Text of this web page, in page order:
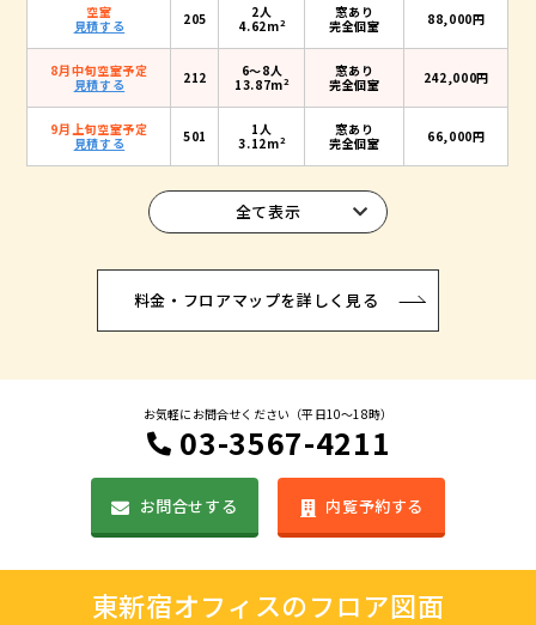
空室
見積する
205
2人
4.62m2
窓あり
完全個室
88,000円
8月中旬空室予定
見積する
212
6〜8人
13.87m2
窓あり
完全個室
242,000円
9月上旬空室予定
見積する
501
1人
3.12m2
窓あり
完全個室
66,000円
全て表示
料金・フロアマップを詳しく見る
お気軽にお問合せください（平日10〜18時）
03-3567-4211
お問合せする 内覧予約する
東新宿オフィスのフロア図面